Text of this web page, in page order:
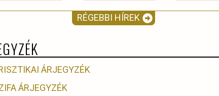
RÉGEBBI HÍREK
ÁRJEGYZÉK
ÁRJEGYZÉK